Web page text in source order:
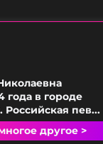
года в городе
пев...
другое >